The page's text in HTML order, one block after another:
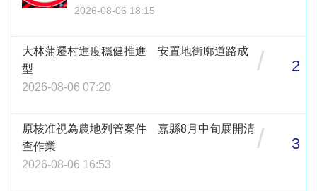
2026-08-06 18:15
大林蒲遷村進度穩健推進 安置地街廓道路成
型
2026-08-06 07:20
/ 2
原核准視為農地列管案件 嘉縣8月中旬展開清
查作業
2026-08-06 16:53
/ 3